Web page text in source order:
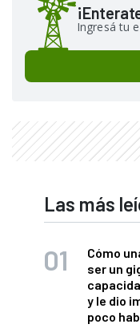
Ingresá tu
Las más
Cómo
ser un
y le dio
poco